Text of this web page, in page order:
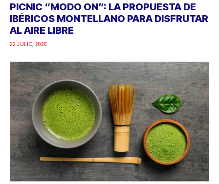
PICNIC “MODO ON”: LA PROPUESTA DE
IBÉRICOS MONTELLANO PARA DISFRUTAR
AL AIRE LIBRE
22 JULIO, 2026